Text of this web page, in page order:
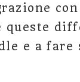
queste
e a